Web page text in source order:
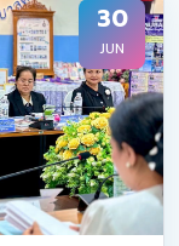
30
JUN